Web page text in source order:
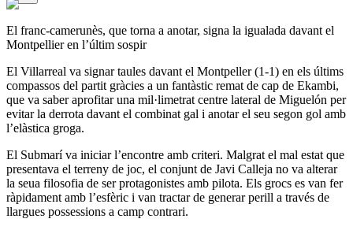
El franc-camerunès, que torna a anotar, signa la igualada davant el
Montpellier en l’últim sospir
El Villarreal va signar taules davant el Montpeller (1-1) en els últims
compassos del partit gràcies a un fantàstic remat de cap de Ekambi,
que va saber aprofitar una mil·limetrat centre lateral de Miguelón per
evitar la derrota davant el combinat gal i anotar el seu segon gol amb
l’elàstica groga.
El Submarí va iniciar l’encontre amb criteri. Malgrat el mal estat que
presentava el terreny de joc, el conjunt de Javi Calleja no va alterar
la seua filosofia de ser protagonistes amb pilota. Els grocs es van fer
ràpidament amb l’esfèric i van tractar de generar perill a través de
llargues possessions a camp contrari.